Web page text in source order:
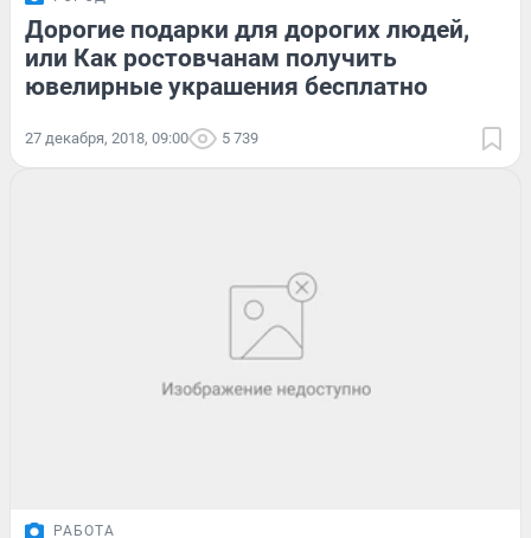
Дорогие подарки для дорогих людей,
или Как ростовчанам получить
ювелирные украшения бесплатно
27 декабря, 2018, 09:00 5 739
РАБОТА